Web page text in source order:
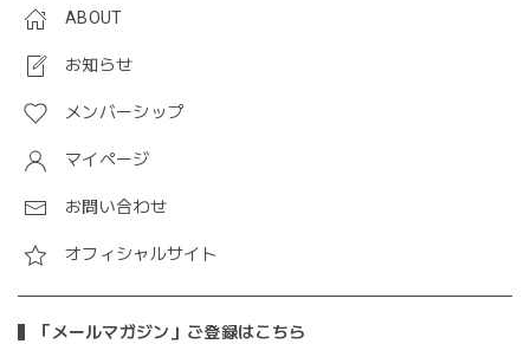
ABOUT
お知らせ
メンバーシップ
マイページ
お問い合わせ
オフィシャルサイト
「メールマガジン」ご登録はこちら